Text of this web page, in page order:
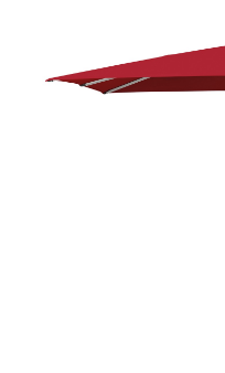
Horeca parasols